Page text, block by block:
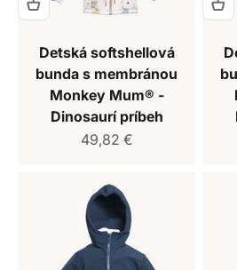
Detská softshellová
bunda s membránou
Monkey Mum® -
Dinosaurí príbeh
Predajná cena
49,82 €